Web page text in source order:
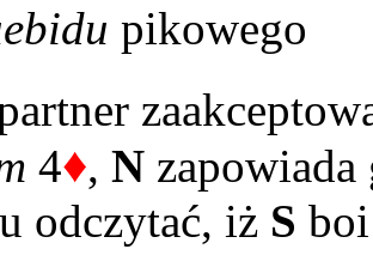
pikowego
4♦, N
odczytać, iż S